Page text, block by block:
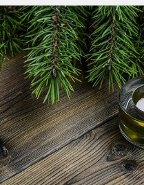
Y
WIDGETS